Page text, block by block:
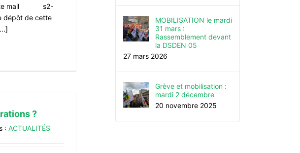
boite mail s2-
dépôt de cette
?
: ACTUALITÉS
MOBILISATION le mardi
31 mars :
Rassemblement devant
la DSDEN 05
27 mars 2026
Grève et mobilisation :
mardi 2 décembre
20 novembre 2025